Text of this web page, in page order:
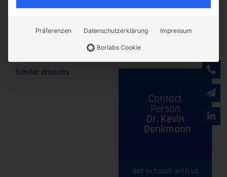
Contact
Person
Dr. Kevin
Denkmann
Get in touch with us
Similar products
Präferenzen Datenschutzerklärung Impressum
Borlabs Cookie